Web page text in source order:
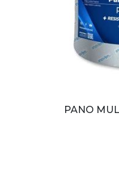
PANO